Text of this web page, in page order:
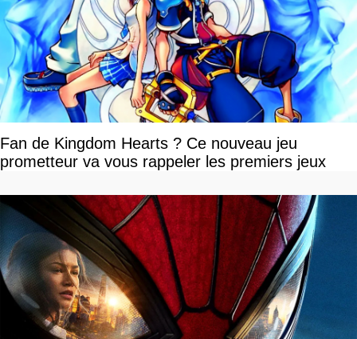
Fan de Kingdom Hearts ? Ce nouveau jeu
prometteur va vous rappeler les premiers jeux